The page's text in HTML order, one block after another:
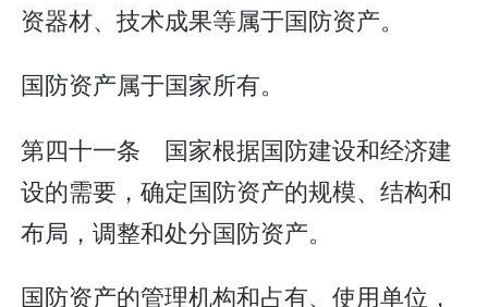
资器材、技术成果等属于国防资产。
国防资产属于国家所有。
第四十一条 国家根据国防建设和经济建
设的需要，确定国防资产的规模、结构和
布局，调整和处分国防资产。
国防资产的管理机构和占有、使用单位，